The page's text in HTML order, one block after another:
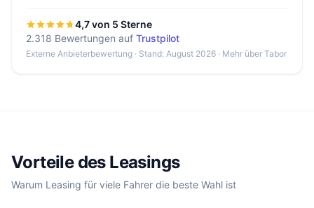
4,7 von 5 Sterne
2.318 Bewertungen auf Trustpilot
Externe Anbieterbewertung · Stand: August 2026 · Mehr über Tabor
Vorteile des Leasings
Warum Leasing für viele Fahrer die beste Wahl ist